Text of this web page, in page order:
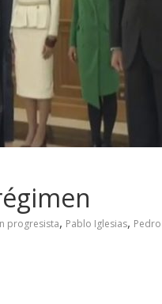
progresista, Pablo Iglesias,